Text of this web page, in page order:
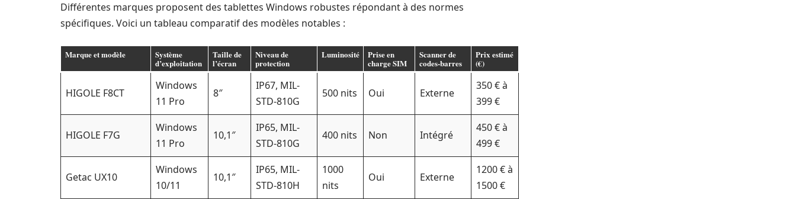
Différentes marques proposent des tablettes Windows robustes répondant à des normes
spécifiques. Voici un tableau comparatif des modèles notables :
Marque et modèle Système
d’exploitation
Taille de
l’écran
Niveau de
protection
Luminosité Prise en
charge SIM
Scanner de
codes-barres
Prix estimé
(€)
HIGOLE F8CT
Windows
11 Pro
8″
IP67, MIL-
STD-810G
500 nits Oui Externe
350 € à
399 €
HIGOLE F7G
Windows
11 Pro
10,1″
IP65, MIL-
STD-810G
400 nits Non Intégré
450 € à
499 €
Getac UX10
Windows
10/11
10,1″
IP65, MIL-
STD-810H
1000
nits
Oui Externe
1200 € à
1500 €